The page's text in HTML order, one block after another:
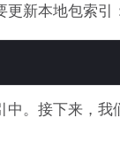
更新本地包索引
中。接下来，我